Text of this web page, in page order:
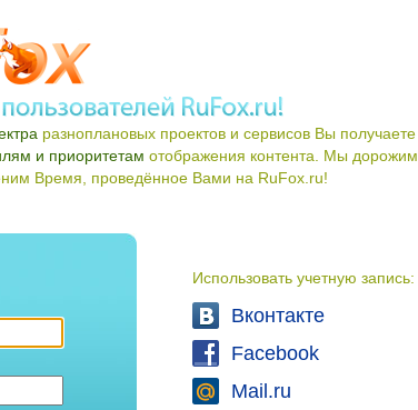
разноплановых проектов и сервисов Вы получаете
и приоритетам отображения контента. Мы дорожим
Время, проведённое Вами на RuFox.ru!
Использовать учетную запись:
Вконтакте
Facebook
Mail.ru